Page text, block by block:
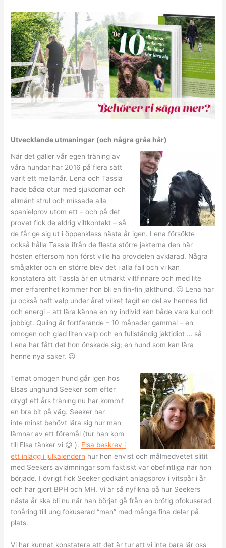
Utvecklande utmaningar (och några gråa hår)
När det gäller vår egen träning av
våra hundar har 2016 på flera sätt
varit ett mellanår. Lena och Tassla
hade båda otur med sjukdomar och
allmänt strul och missade alla
spanielprov utom ett – och på det
provet fick de aldrig viltkontakt – så
de får ge sig ut i öppenklass nästa år igen. Lena försökte
också hålla Tassla ifrån de flesta större jakterna den här
hösten eftersom hon först ville ha provdelen avklarad. Några
småjakter och en större blev det i alla fall och vi kan
konstatera att Tassla är en utmärkt viltfinnare och med lite
mer erfarenhet kommer hon bli en fin-fin jakthund. 🙂 Lena har
ju också haft valp under året vilket tagit en del av hennes tid
och energi – att lära känna en ny individ kan både vara kul och
jobbigt. Quling är fortfarande – 10 månader gammal – en
omogen och glad liten valp och en fullständig jaktidiot … så
Lena har fått det hon önskade sig; en hund som kan lära
henne nya saker. 😉
Temat omogen hund går igen hos
Elsas unghund Seeker som efter
drygt ett års träning nu har kommit
en bra bit på väg. Seeker har
inte minst behövt lära sig hur man
lämnar av ett föremål (tur han kom
till Elsa tänker vi 😉 ). Elsa beskrev i
ett inlägg i julkalendern hur hon envist och målmedvetet slitit
med Seekers avlämningar som faktiskt var obefintliga när hon
började. I övrigt fick Seeker godkänt anlagsprov i vitspår i år
och har gjort BPH och MH. Vi är så nyfikna på hur Seekers
nästa år ska bli nu när han börjat gå från en brötig ofokuserad
tonåring till ung fokuserad “man” med många fina delar på
plats.
Vi har kunnat konstatera att det är tur att vi inte bara lär oss